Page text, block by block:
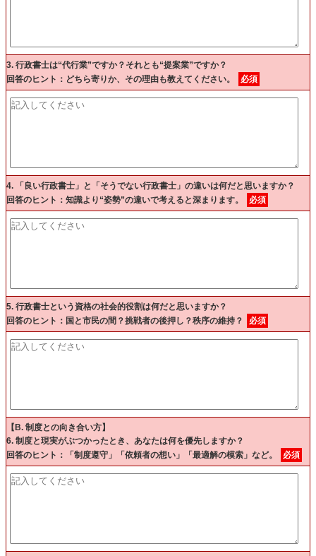
3. 行政書士は“代行業”ですか？それとも“提案業”ですか？
回答のヒント：どちら寄りか、その理由も教えてください。
必須
4. 「良い行政書士」と「そうでない行政書士」の違いは何だと思いますか？
回答のヒント：知識より“姿勢”の違いで考えると深まります。
必須
5. 行政書士という資格の社会的役割は何だと思いますか？
回答のヒント：国と市民の間？挑戦者の後押し？秩序の維持？
必須
【B. 制度との向き合い方】
6. 制度と現実がぶつかったとき、あなたは何を優先しますか？
回答のヒント：「制度遵守」「依頼者の想い」「最適解の模索」など。
必須